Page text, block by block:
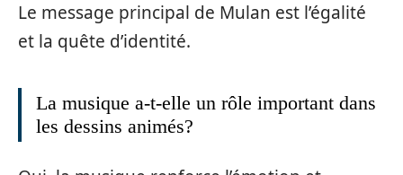
Le message principal de Mulan est l’égalité
et la quête d’identité.
La musique a-t-elle un rôle important dans
les dessins animés?